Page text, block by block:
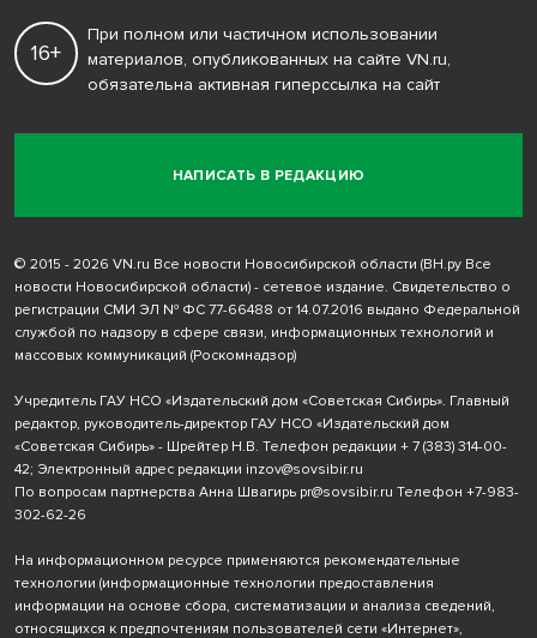
НАПИСАТЬ В РЕДАКЦИЮ
16+
При полном или частичном использовании
материалов, опубликованных на сайте VN.ru,
обязательна активная гиперссылка на сайт
© 2015 - 2026 VN.ru Все новости Новосибирской области (ВН.ру Все
новости Новосибирской области) - сетевое издание. Свидетельство о
регистрации СМИ ЭЛ № ФС 77-66488 от 14.07.2016 выдано Федеральной
службой по надзору в сфере связи, информационных технологий и
массовых коммуникаций (Роскомнадзор)
Учредитель ГАУ НСО «Издательский дом «Советская Сибирь». Главный
редактор, руководитель-директор ГАУ НСО «Издательский дом
«Советская Сибирь» - Шрейтер Н.В. Телефон редакции + 7 (383) 314-00-
42; Электронный адрес редакции inzov@sovsibir.ru
По вопросам партнерства Анна Швагирь pr@sovsibir.ru Телефон +7-983-
302-62-26
На информационном ресурсе применяются рекомендательные
технологии (информационные технологии предоставления
информации на основе сбора, систематизации и анализа сведений,
относящихся к предпочтениям пользователей сети «Интернет»,